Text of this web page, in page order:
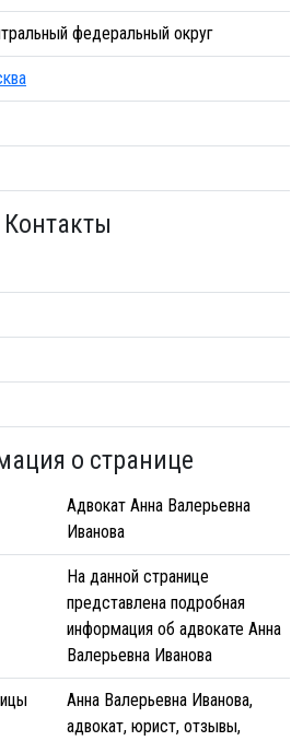
федеральный округ
Контакты
о странице
Адвокат Анна Валерьевна
Иванова
На данной странице
представлена подробная
информация об адвокате Анна
Валерьевна Иванова
Анна Валерьевна Иванова,
адвокат, юрист, отзывы,